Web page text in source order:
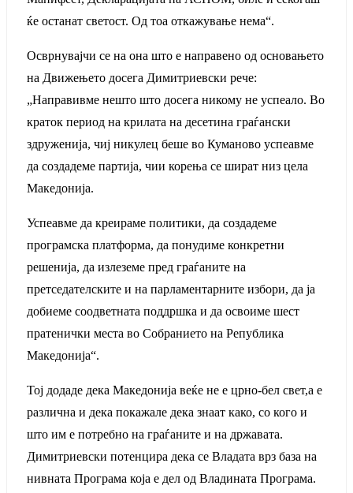
ќе останат светост. Од тоа откажување нема“.
Осврнувајчи се на она што е направено од основањето
на Движењето досега Димитриевски рече:
„Направивме нешто што досега никому не успеало. Во
краток период на крилата на десетина граѓански
здруженија, чиј никулец беше во Куманово успеавме
да создадеме партија, чии корења се шират низ цела
Македонија.
Успеавме да креираме политики, да создадеме
програмска платформа, да понудиме конкретни
решенија, да излеземе пред граѓаните на
претседателските и на парламентарните избори, да ја
добиеме соодветната поддршка и да освоиме шест
пратенички места во Собранието на Република
Македонија“.
Тој додаде дека Македонија веќе не е црно-бел свет,а е
различна и дека покажале дека знаат како, со кого и
што им е потребно на граѓаните и на државата.
Димитриевски потенцира дека се Владата врз база на
нивната Програма која е дел од Владината Програма.